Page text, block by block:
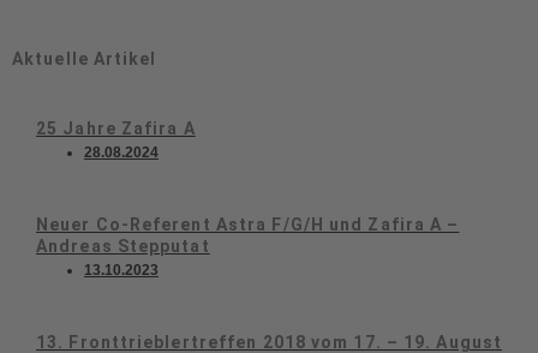
Aktuelle Artikel
25 Jahre Zafira A
28.08.2024
Neuer Co-Referent Astra F/G/H und Zafira A –
Andreas Stepputat
13.10.2023
13. Fronttrieblertreffen 2018 vom 17. – 19. August